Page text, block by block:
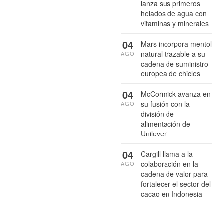
lanza sus primeros
helados de agua con
vitaminas y minerales
Mars incorpora mentol
natural trazable a su
cadena de suministro
europea de chicles
04
AGO
McCormick avanza en
su fusión con la
división de
alimentación de
Unilever
04
AGO
Cargill llama a la
colaboración en la
cadena de valor para
fortalecer el sector del
cacao en Indonesia
04
AGO